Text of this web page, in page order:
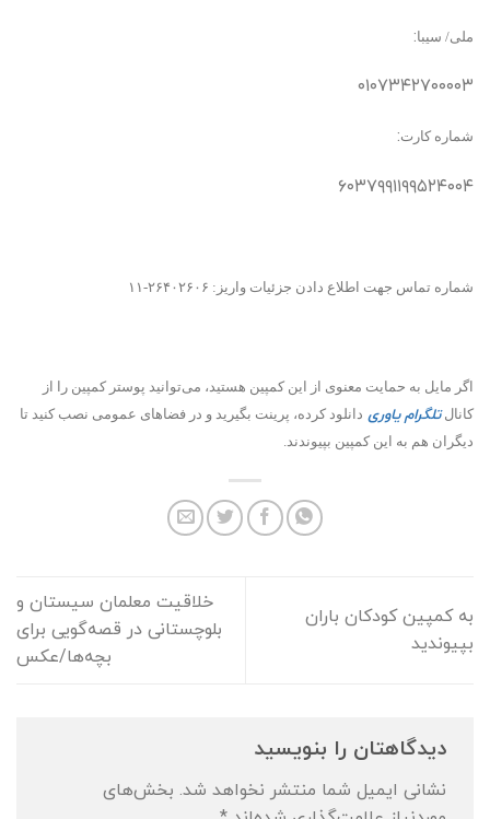
ملی/ سیبا:
۰۱۰۷۳۴۲۷۰۰۰۰۳
شماره کارت:
۶۰۳۷۹۹۱۱۹۹۵۲۴۰۰۴
شماره تماس جهت اطلاع دادن جزئیات واریز: ۲۶۴۰۲۶۰۶-۱۱
اگر مایل به حمایت معنوی از این کمپین هستید، می‌توانید پوستر کمپین را از
کانالتلگرام یاوری دانلود کرده، پرینت بگیرید و در فضاهای عمومی نصب کنید تا
دیگران هم به این کمپین بپیوندند.
به کمپین کودکان باران
بپیوندید
خلاقیت معلمان سیستان و
بلوچستانی در قصه‌گویی برای
بچه‌ها/عکس
دیدگاهتان را بنویسید
نشانی ایمیل شما منتشر نخواهد شد. بخش‌های